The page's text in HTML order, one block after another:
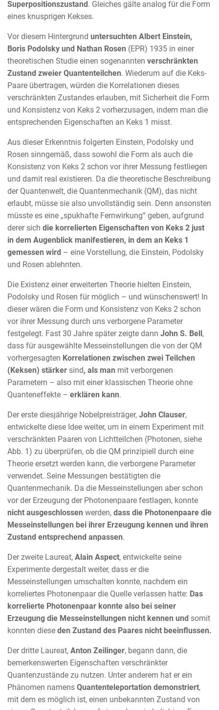
Superpositionszustand . Gleiches gälte analog für die Form
eines knusprigen Kekses.
Vor diesem Hintergrund untersuchten Albert Einstein,
Boris Podolsky und Nathan Rosen (EPR) 1935 in einer
theoretischen Studie einen sogenannten verschränkten
Zustand zweier Quantenteilchen. Wiederum auf die Keks-
Paare übertragen, würden die Korrelationen dieses
verschränkten Zustandes erlauben, mit Sicherheit die Form
und Konsistenz von Keks 2 vorherzusagen, indem man die
entsprechenden Eigenschaften an Keks 1 misst.
Aus dieser Erkenntnis folgerten Einstein, Podolsky und
Rosen sinngemäß, dass sowohl die Form als auch die
Konsistenz von Keks 2 schon vor ihrer Messung festliegen
und damit real existieren. Da die theoretische Beschreibung
der Quantenwelt, die Quantenmechanik (QM), das nicht
erlaubt, müsse sie also unvollständig sein. Denn ansonsten
müsste es eine „spukhafte Fernwirkung“ geben, aufgrund
derer sich die korrelierten Eigenschaften von Keks 2 just
in dem Augenblick manifestieren, in dem an Keks 1
gemessen wird – eine Vorstellung, die Einstein, Podolsky
und Rosen ablehnten.
Die Existenz einer erweiterten Theorie hielten Einstein,
Podolsky und Rosen für möglich – und wünschenswert! In
dieser wären die Form und Konsistenz von Keks 2 schon
vor ihrer Messung durch uns verborgene Parameter
festgelegt. Fast 30 Jahre später zeigte dann John S. Bell ,
dass für ausgewählte Messeinstellungen die von der QM
vorhergesagten Korrelationen zwischen zwei Teilchen
(Keksen) stärker sind, als man mit verborgenen
Parametern – also mit einer klassischen Theorie ohne
Quanteneffekte – erklären kann.
Der erste diesjährige Nobelpreisträger, John Clauser,
entwickelte diese Idee weiter, um in einem Experiment mit
verschränkten Paaren von Lichtteilchen (Photonen, siehe
Abb. 1) zu überprüfen, ob die QM prinzipiell durch eine
Theorie ersetzt werden kann, die verborgene Parameter
verwendet. Seine Messungen bestätigten die
Quantenmechanik. Da die Messeinstellungen aber schon
vor der Erzeugung der Photonenpaare festlagen, konnte
nicht ausgeschlossen werden, dass die Photonenpaare die
Messeinstellungen bei ihrer Erzeugung kennen und ihren
Zustand entsprechend anpassen.
Der zweite Laureat, Alain Aspect, entwickelte seine
Experimente dergestalt weiter, dass er die
Messeinstellungen umschalten konnte, nachdem ein
korreliertes Photonenpaar die Quelle verlassen hatte: Das
korrelierte Photonenpaar konnte also bei seiner
Erzeugung die Messeinstellungen nicht kennen und somit
konnten diese den Zustand des Paares nicht beeinflussen.
Der dritte Laureat, Anton Zeilinger, begann dann, die
bemerkenswerten Eigenschaften verschränkter
Quantenzustände zu nutzen. Unter anderem hat er ein
Phänomen namens Quantenteleportation demonstriert,
mit dem es möglich ist, einen unbekannten Zustand von